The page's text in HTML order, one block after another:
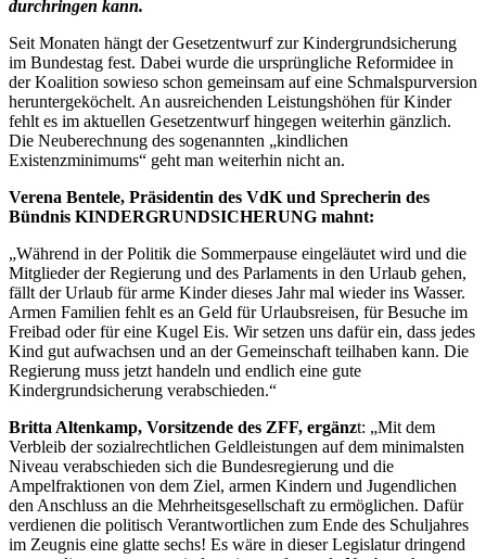
durchringen kann.
Seit Monaten hängt der Gesetzentwurf zur Kindergrundsicherung
im Bundestag fest. Dabei wurde die ursprüngliche Reformidee in
der Koalition sowieso schon gemeinsam auf eine Schmalspurversion
heruntergeköchelt. An ausreichenden Leistungshöhen für Kinder
fehlt es im aktuellen Gesetzentwurf hingegen weiterhin gänzlich.
Die Neuberechnung des sogenannten „kindlichen
Existenzminimums“ geht man weiterhin nicht an.
Verena Bentele, Präsidentin des VdK und Sprecherin des
Bündnis KINDERGRUNDSICHERUNG mahnt:
„Während in der Politik die Sommerpause eingeläutet wird und die
Mitglieder der Regierung und des Parlaments in den Urlaub gehen,
fällt der Urlaub für arme Kinder dieses Jahr mal wieder ins Wasser.
Armen Familien fehlt es an Geld für Urlaubsreisen, für Besuche im
Freibad oder für eine Kugel Eis. Wir setzen uns dafür ein, dass jedes
Kind gut aufwachsen und an der Gemeinschaft teilhaben kann. Die
Regierung muss jetzt handeln und endlich eine gute
Kindergrundsicherung verabschieden.“
Britta Altenkamp, Vorsitzende des ZFF, ergänzt: „Mit dem
Verbleib der sozialrechtlichen Geldleistungen auf dem minimalsten
Niveau verabschieden sich die Bundesregierung und die
Ampelfraktionen von dem Ziel, armen Kindern und Jugendlichen
den Anschluss an die Mehrheitsgesellschaft zu ermöglichen. Dafür
verdienen die politisch Verantwortlichen zum Ende des Schuljahres
im Zeugnis eine glatte sechs! Es wäre in dieser Legislatur dringend